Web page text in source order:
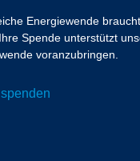
Energiewende
Spende unterstützt
voranzubringen.